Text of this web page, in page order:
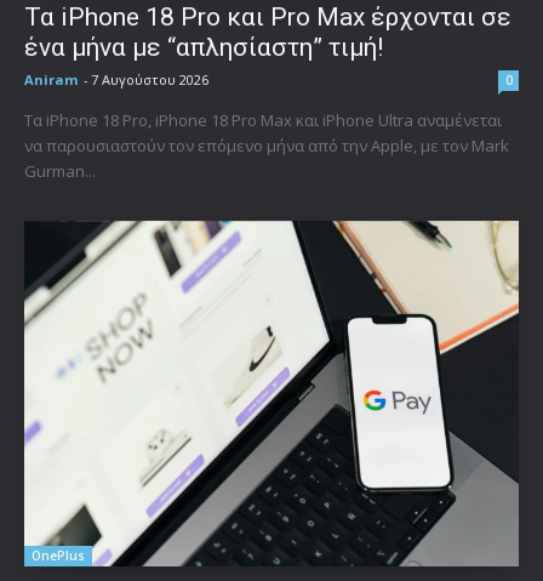
Τα iPhone 18 Pro και Pro Max έρχονται σε
ένα μήνα με “απλησίαστη” τιμή!
Aniram - 7 Αυγούστου 2026 0
Τα iPhone 18 Pro, iPhone 18 Pro Max και iPhone Ultra αναμένεται
να παρουσιαστούν τον επόμενο μήνα από την Apple, με τον Mark
Gurman...
OnePlus